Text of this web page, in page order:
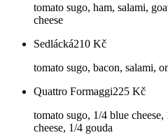
tomato sugo, ham, salami,
cheese
Sedlácká210 Kč
tomato sugo, bacon, salami,
Quattro Formaggi225 Kč
tomato sugo, 1/4 blue
cheese, 1/4 gouda